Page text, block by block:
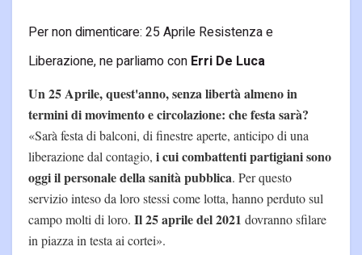
Per non dimenticare: 25 Aprile Resistenza e
Liberazione, ne parliamo con Erri De Luca
Un 25 Aprile, quest'anno, senza libertà almeno in
termini di movimento e circolazione: che festa sarà?
«Sarà festa di balconi, di finestre aperte, anticipo di una
liberazione dal contagio, i cui combattenti partigiani sono
oggi il personale della sanità pubblica. Per questo
servizio inteso da loro stessi come lotta, hanno perduto sul
campo molti di loro. Il 25 aprile del 2021 dovranno sfilare
in piazza in testa ai cortei».